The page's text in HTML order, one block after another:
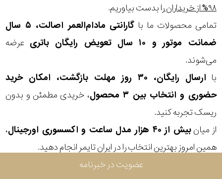
۹۸% از خریداران
را بدست بیاوریم.
تمامی محصولات ما با
گارانتی مادام‌العمر اصالت، ۵ سال
ضمانت موتور و ۱۰ سال تعویض رایگان باتری
عرضه
می‌شوند.
با
ارسال رایگان، ۳۰ روز مهلت بازگشت، امکان خرید
حضوری و انتخاب بین ۳ محصول
، خریدی مطمئن و بدون
ریسک تجربه کنید.
از میانبیش از ۴۰ هزار مدل ساعت و اکسسوری اورجینال
،
همین امروز بهترین انتخاب را در ایران تایمر انجام دهید.
عضویت در خبرنامه